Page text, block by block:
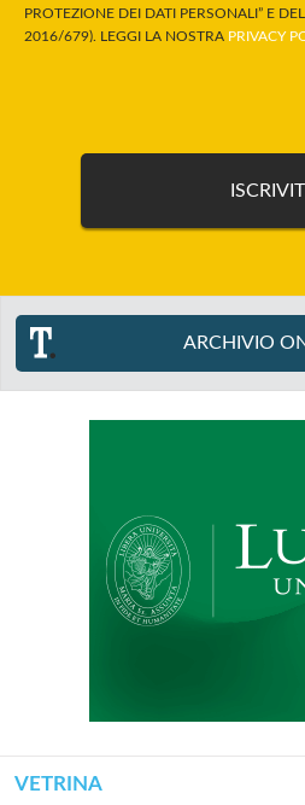
PROTEZIONE DEI DATI PERSONALI” E
2016/679). LEGGI LA NOSTRA PRIVACY
ARCHIVIO
VETRINA